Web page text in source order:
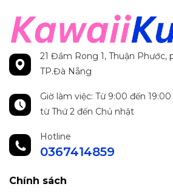
21 Đầm Rong 1, Thuận Phước,
TP.Đà Nẵng
Giờ làm việc: Từ 9:00 đến
từ Thứ 2 đến Chủ nhật
Hotline
0367414859
Chính sách